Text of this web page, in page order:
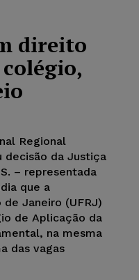
direito
Regional
decisão da Justiça
– representada
que a
Janeiro (UFRJ)
de Aplicação da
na mesma
das vagas